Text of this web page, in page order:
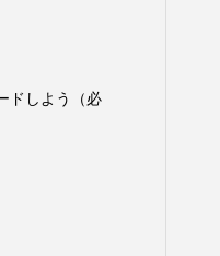
ドしよう（必